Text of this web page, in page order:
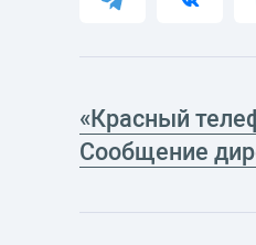
«Красный
Сообщение